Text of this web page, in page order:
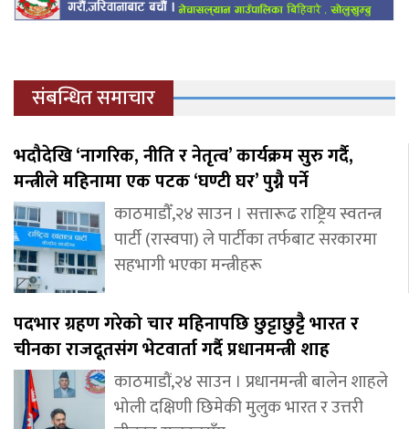
संबन्धित समाचार
भदौदेखि ‘नागरिक, नीति र नेतृत्व’ कार्यक्रम सुरु गर्दै,
मन्त्रीले महिनामा एक पटक ‘घण्टी घर’ पुग्नै पर्ने
काठमाडौँ,२४ साउन । सत्तारूढ राष्ट्रिय स्वतन्त्र
पार्टी (रास्वपा) ले पार्टीका तर्फबाट सरकारमा
सहभागी भएका मन्त्रीहरू
पदभार ग्रहण गरेको चार महिनापछि छुट्टाछुट्टै भारत र
चीनका राजदूतसंग भेटवार्ता गर्दै प्रधानमन्त्री शाह
काठमाडौं,२४ साउन । प्रधानमन्त्री बालेन शाहले
भोली दक्षिणी छिमेकी मुलुक भारत र उत्तरी